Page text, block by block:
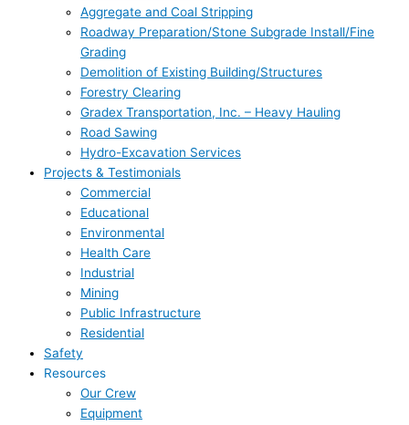
Aggregate and Coal Stripping
Roadway Preparation/Stone Subgrade Install/Fine
Grading
Demolition of Existing Building/Structures
Forestry Clearing
Gradex Transportation, Inc. – Heavy Hauling
Road Sawing
Hydro-Excavation Services
Projects & Testimonials
Commercial
Educational
Environmental
Health Care
Industrial
Mining
Public Infrastructure
Residential
Safety
Resources
Our Crew
Equipment